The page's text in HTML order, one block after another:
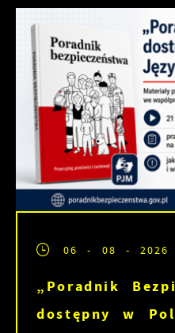
06 - 08 - 2026
„Poradnik
dostępny w